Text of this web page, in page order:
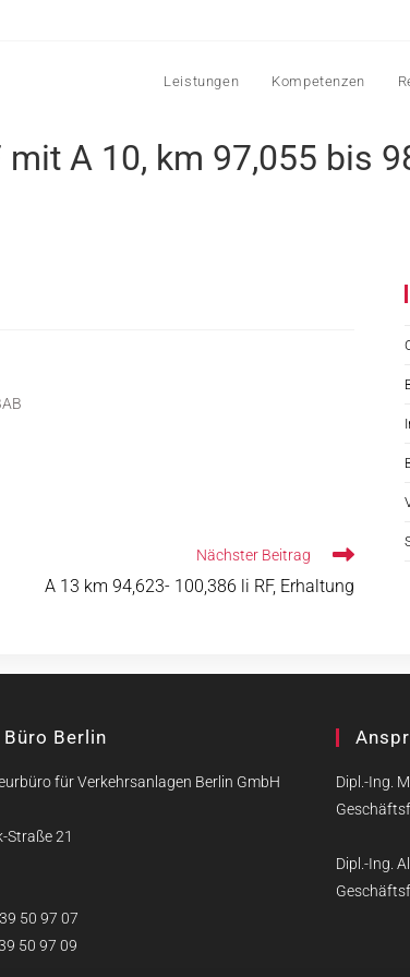
Leistungen Kompetenzen
A 10, km 97,055 bis
Nächster Beitrag
A 13 km 94,623- 100,386 li RF, Erhaltung
Berlin
für Verkehrsanlagen Berlin GmbH
Straße 21
50 97 07
50 97 09
Dipl.-Ing.
Dipl.-Ing.